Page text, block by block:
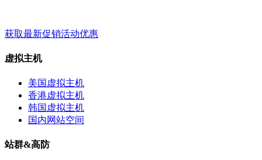
获取最新促销活动优惠
虚拟主机
美国虚拟主机
香港虚拟主机
韩国虚拟主机
国内网站空间
站群&高防